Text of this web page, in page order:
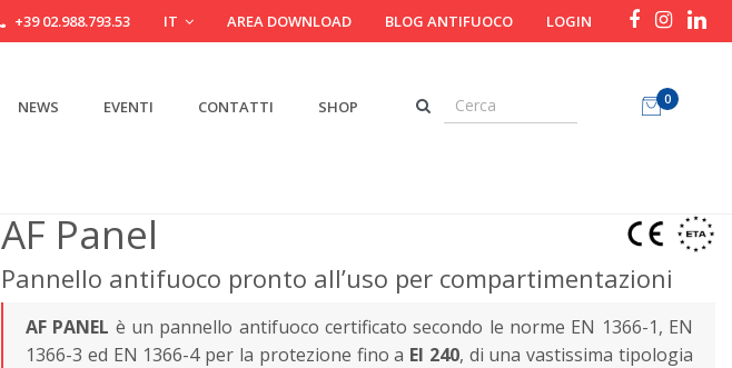
+39 02.988.793.53 IT AREA DOWNLOAD BLOG ANTIFUOCO LOGIN
NEWS EVENTI CONTATTI SHOP 0
AF Panel
Pannello antifuoco pronto all’uso per compartimentazioni
AF PANEL è un pannello antifuoco certificato secondo le norme EN 1366-1, EN
1366-3 ed EN 1366-4 per la protezione fino a EI 240, di una vastissima tipologia